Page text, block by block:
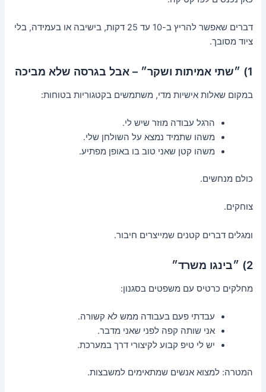
דברים שאפשר להריץ ב-10 עד 25 דקות, בישיבה או בעמידה, בלי
ציוד מסובך.
1) ״שתי אמיתות ושקר״ – אבל בגרסה שלא מביכה
במקום שאלות אישיות מדי, משתמשים בקטגוריות בטוחות:
הרגל עבודה מוזר שיש לי.
משהו שתמיד נמצא על השולחן שלי.
משהו קטן שאני טוב בו באופן מפתיע.
כולם מנחשים.
צוחקים.
ומגלים דברים קטנים שמייצרים חיבור.
2) ״בינגו משרד״
מחלקים כרטיס עם משפטים בסגנון:
עבדתי פעם בעבודה ממש לא קשורה.
אני שותה קפה לפני שאני מדבר.
יש לי טיפ קבוע לקיצורי דרך במערכת.
המטרה: למצוא אנשים שמתאימים למשבצות.